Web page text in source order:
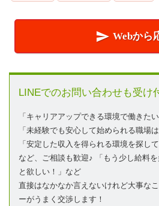
 Webから
LINEでのお問い合わせも受け
「キャリアアップできる環境で働きたい
「未経験でも安心して始められる職場
「安定した収入を得られる環境を探して
など、ご相談も歓迎♪ 「もう少し給料
と欲しい！」など
直接はなかなか言えないけれど大事な
ーがうまく交渉します！